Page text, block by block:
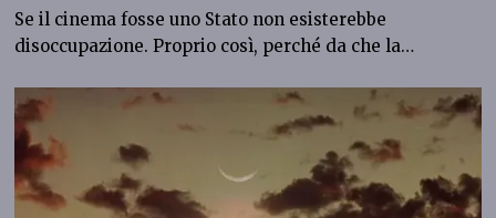
Se il cinema fosse uno Stato non esisterebbe
disoccupazione. Proprio così, perché da che la…